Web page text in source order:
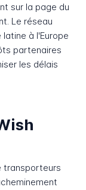
sur la page du
Le réseau
à l'Europe
partenaires
les délais
transporteurs